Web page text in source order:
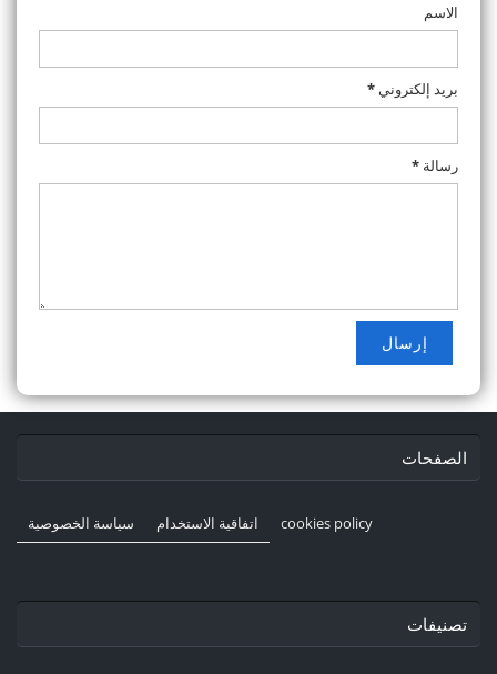
الاسم
بريد إلكتروني *
رسالة *
الصفحات
سياسة الخصوصية اتفاقية الاستخدام cookies policy
تصنيفات